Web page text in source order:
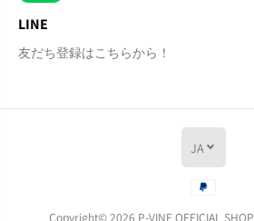
LINE
友だち登録はこちらから！
Copyright© 2026 P-VINE OFFICIAL SHOP
JA